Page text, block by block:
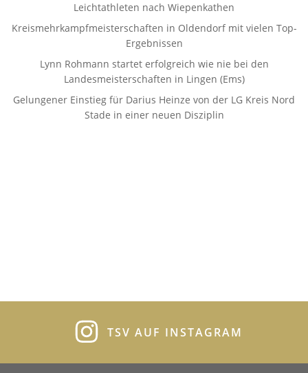
Leichtathleten nach Wiepenkathen
Kreismehrkampfmeisterschaften in Oldendorf mit vielen Top-
Ergebnissen
Lynn Rohmann startet erfolgreich wie nie bei den
Landesmeisterschaften in Lingen (Ems)
Gelungener Einstieg für Darius Heinze von der LG Kreis Nord
Stade in einer neuen Disziplin
TSV AUF INSTAGRAM